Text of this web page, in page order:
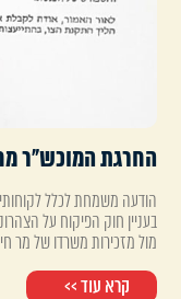
החרגת המוכש"ר מחוק
הודעה משמחת לכלל
בעניין חוק הפיקוח על
מול מזכירות משרדו של מר
קרא עוד >>